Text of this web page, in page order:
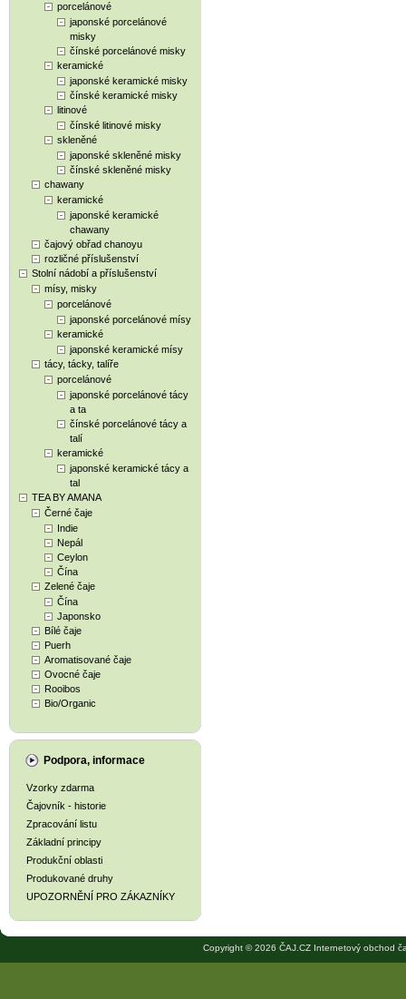
porcelánové
japonské porcelánové
misky
čínské porcelánové misky
keramické
japonské keramické misky
čínské keramické misky
litinové
čínské litinové misky
skleněné
japonské skleněné misky
čínské skleněné misky
chawany
keramické
japonské keramické
chawany
čajový obřad chanoyu
rozličné příslušenství
Stolní nádobí a příslušenství
mísy, misky
porcelánové
japonské porcelánové mísy
keramické
japonské keramické mísy
tácy, tácky, talíře
porcelánové
japonské porcelánové tácy
a ta
čínské porcelánové tácy a
talí
keramické
japonské keramické tácy a
tal
TEA BY AMANA
Černé čaje
Indie
Nepál
Ceylon
Čína
Zelené čaje
Čína
Japonsko
Bílé čaje
Puerh
Aromatisované čaje
Ovocné čaje
Rooibos
Bio/Organic
Podpora, informace
Vzorky zdarma
Čajovník - historie
Zpracování listu
Základní principy
Produkční oblasti
Produkované druhy
UPOZORNĚNÍ PRO ZÁKAZNÍKY
Copyright © 2026 ČAJ.CZ Internetový obchod